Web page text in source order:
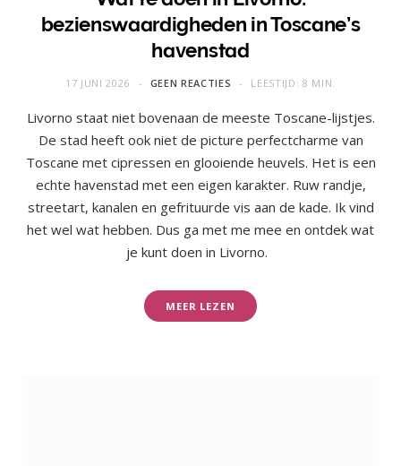
bezienswaardigheden in Toscane’s
havenstad
17 JUNI 2026 GEEN REACTIES LEESTIJD: 8 MIN.
Livorno staat niet bovenaan de meeste Toscane-lijstjes.
De stad heeft ook niet de picture perfectcharme van
Toscane met cipressen en glooiende heuvels. Het is een
echte havenstad met een eigen karakter. Ruw randje,
streetart, kanalen en gefrituurde vis aan de kade. Ik vind
het wel wat hebben. Dus ga met me mee en ontdek wat
je kunt doen in Livorno.
MEER LEZEN